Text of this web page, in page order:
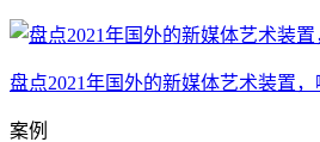
盘点2021年国外的新媒体艺术装置，
案例